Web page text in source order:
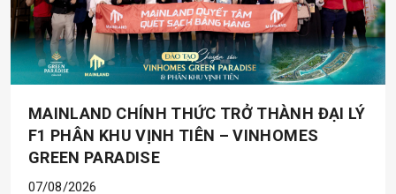
MAINLAND CHÍNH THỨC TRỞ THÀNH ĐẠI LÝ
F1 PHÂN KHU VỊNH TIÊN – VINHOMES
GREEN PARADISE
07/08/2026